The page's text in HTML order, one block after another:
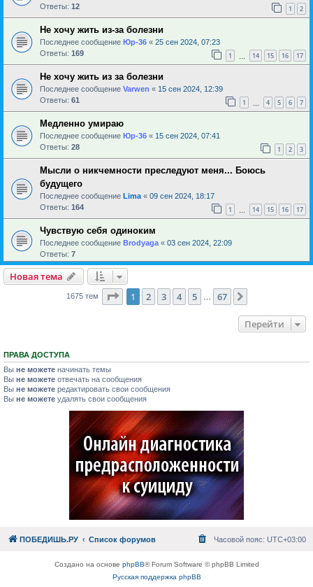
Ответы: 12 1 2
Не хочу жить из-за болезни
Последнее сообщение Юр-36 « 25 сен 2024, 07:23
Ответы: 169 1 14 15 16 17
Не хочу жить из за болезни
Последнее сообщение Varwen « 15 сен 2024, 12:39
Ответы: 61 1 4 5 6 7
Медленно умираю
Последнее сообщение Юр-36 « 15 сен 2024, 07:41
Ответы: 28 1 2 3
Мысли о никчемности преследуют меня... Боюсь
будущего
Последнее сообщение Lima « 09 сен 2024, 18:17
Ответы: 164 1 14 15 16 17
Чувствую себя одиноким
Последнее сообщение Brodyaga « 03 сен 2024, 22:09
Ответы: 7
Новая тема
1675 тем Страница из 67
1 2 3 4 5 67
Перейти
ПРАВА ДОСТУПА
Вы не можете начинать темы
Вы не можете отвечать на сообщения
Вы не можете редактировать свои сообщения
Вы не можете удалять свои сообщения
ПОБЕДИШЬ.РУ Список форумов Часовой пояс: UTC+03:00
Создано на основе phpBB® Forum Software © phpBB Limited
Русская поддержка phpBB